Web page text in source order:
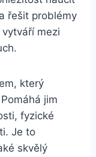
řešit problémy
mezi
který
jim
fyzické
Je to
skvělý